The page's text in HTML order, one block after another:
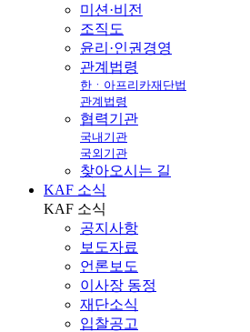
미션·비전
조직도
윤리·인권경영
관계법령
한ㆍ아프리카재단법
관계법령
협력기관
국내기관
국외기관
찾아오시는 길
KAF 소식
KAF 소식
공지사항
보도자료
언론보도
이사장 동정
재단소식
입찰공고